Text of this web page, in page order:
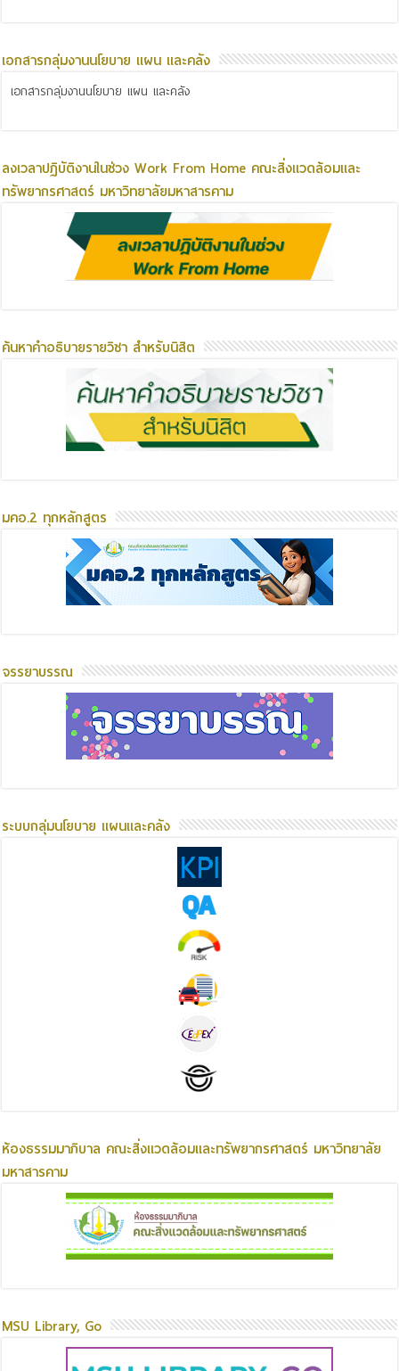
เอกสารกลุ่มงานนโยบาย แผน และคลัง
เอกสารกลุ่มงานนโยบาย แผน และคลัง
ลงเวลาปฏิบัติงานในช่วง Work From Home คณะสิ่งแวดล้อมและ
ทรัพยากรศาสตร์ มหาวิทยาลัยมหาสารคาม
ค้นหาคำอธิบายรายวิชา สำหรับนิสิต
มคอ.2 ทุกหลักสูตร
จรรยาบรรณ
ระบบกลุ่มนโยบาย แผนและคลัง
ห้องธรรมมาภิบาล คณะสิ่งแวดล้อมและทรัพยากรศาสตร์ มหาวิทยาลัย
มหาสารคาม
MSU Library, Go